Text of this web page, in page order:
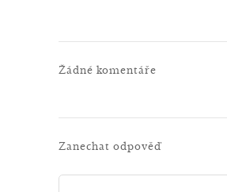
Žádné komentáře
Zanechat odpověď